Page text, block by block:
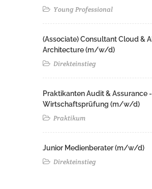
Young Professional
(Associate) Consultant Cloud & AI
Architecture (m/w/d)​ ​
Direkteinstieg
Praktikanten Audit & Assurance -
Wirtschaftsprüfung (m/w/d)
Praktikum
Junior Medienberater (m/w/d)
Direkteinstieg